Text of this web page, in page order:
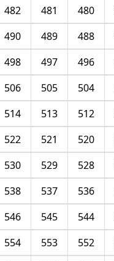
480
481
482
488
489
490
496
497
498
504
505
506
512
513
514
520
521
522
528
529
530
536
537
538
544
545
546
552
553
554